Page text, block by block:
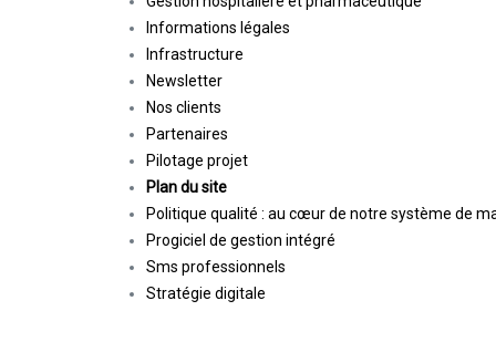
Informations légales
Infrastructure
Newsletter
Nos clients
Partenaires
Pilotage projet
Plan du site
Politique qualité : au cœur de notre système de
Progiciel de gestion intégré
Sms professionnels
Stratégie digitale